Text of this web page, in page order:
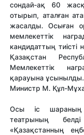
сондай-ақ 60
отырып, аталған
жасалды. Осыған
мемлекеттік
кандидаттың тиісті
Қазақстан
Мемлекеттік
қарауына ұсынылды.
Министр М. Құл-
Осы іс шараның
театрының
«Қазақстанның